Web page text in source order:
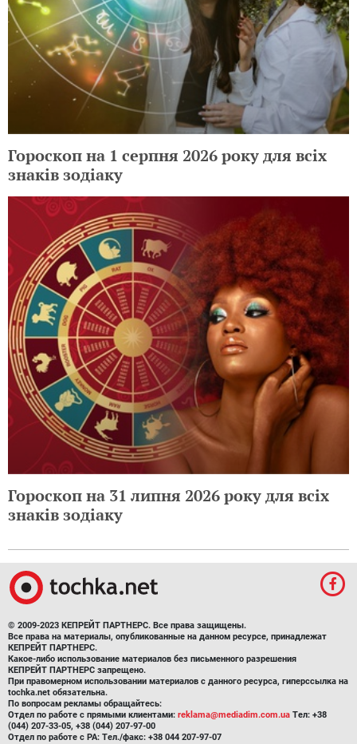
Гороскоп на 1 серпня 2026 року для всіх
знаків зодіаку
Гороскоп на 31 липня 2026 року для всіх
знаків зодіаку
© 2009-2023 КЕПРЕЙТ ПАРТНЕРС. Все права защищены.
Все права на материалы, опубликованные на данном ресурсе, принадлежат
КЕПРЕЙТ ПАРТНЕРС.
Какое-либо использование материалов без письменного разрешения
КЕПРЕЙТ ПАРТНЕРС запрещено.
При правомерном использовании материалов с данного ресурса, гиперссылка на
tochka.net обязательна.
По вопросам рекламы обращайтесь:
Отдел по работе с прямыми клиентами: reklama@mediadim.com.ua Тел: +38
(044) 207-33-05, +38 (044) 207-97-00
Отдел по работе с РА: Тел./факс: +38 044 207-97-07